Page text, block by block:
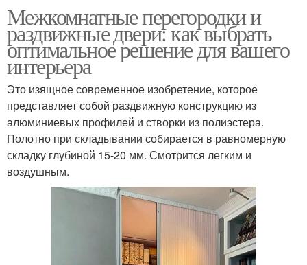
Межкомнатные перегородки и
раздвижные двери: как выбрать
оптимальное решение для вашего
интерьера
Это изящное современное изобретение, которое
представляет собой раздвижную конструкцию из
алюминиевых профилей и створки из полиэстера.
Полотно при складывании собирается в равномерную
складку глубиной 15-20 мм. Смотрится легким и
воздушным.